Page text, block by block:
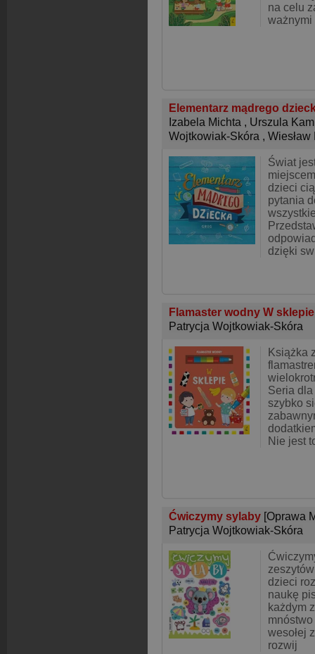
na celu
ważnymi
Elementarz mądrego
Izabela Michta , Urszula
Wojtkowiak-Skóra , Wiesław
Świat
dzieci
pytania
dzięki sw
Flamaster wodny W
Patrycja Wojtkowiak-Skóra
Książka
Seria
szybko
Nie jest
Ćwiczymy sylaby [Oprawa
Patrycja Wojtkowiak-Skóra
dzieci
naukę
każdym
wesołej
rozwij